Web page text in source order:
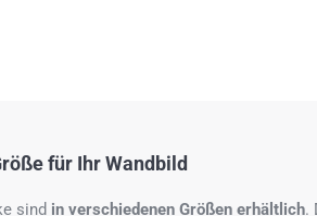
für Ihr Wandbild
sind in verschiedenen Größen erhältlich.